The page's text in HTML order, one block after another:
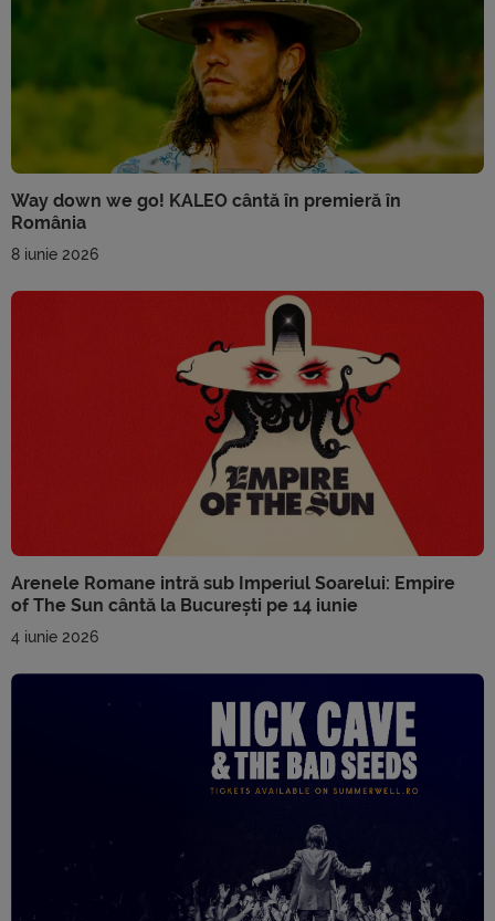
Way down we go! KALEO cântă în premieră în
România
8 iunie 2026
Arenele Romane intră sub Imperiul Soarelui: Empire
of The Sun cântă la București pe 14 iunie
4 iunie 2026